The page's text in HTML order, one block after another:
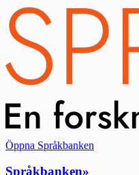
Öppna Språkbanken
Språkbanken»